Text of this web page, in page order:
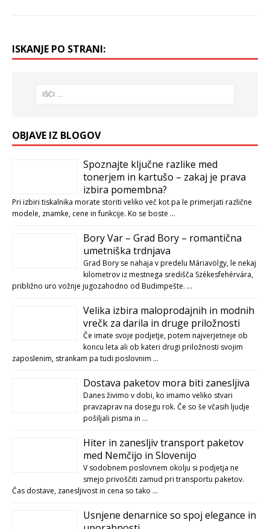
ISKANJE PO STRANI:
OBJAVE IZ BLOGOV
Spoznajte ključne razlike med
tonerjem in kartušo – zakaj je prava
izbira pomembna?
Pri izbiri tiskalnika morate storiti veliko več kot pa le primerjati različne
modele, znamke, cene in funkcije. Ko se boste …
Bory Var – Grad Bory – romantična
umetniška trdnjava
Grad Bory se nahaja v predelu Máriavölgy, le nekaj
kilometrov iz mestnega središča Székesfehérvára,
približno uro vožnje jugozahodno od Budimpešte. …
Velika izbira maloprodajnih in modnih
vrečk za darila in druge priložnosti
Če imate svoje podjetje, potem najverjetneje ob
koncu leta ali ob kateri drugi priložnosti svojim
zaposlenim, strankam pa tudi poslovnim …
Dostava paketov mora biti zanesljiva
Danes živimo v dobi, ko imamo veliko stvari
pravzaprav na dosegu rok. Če so še včasih ljudje
pošiljali pisma in …
Hiter in zanesljiv transport paketov
med Nemčijo in Slovenijo
V sodobnem poslovnem okolju si podjetja ne
smejo privoščiti zamud pri transportu paketov.
Čas dostave, zanesljivost in cena so tako …
Usnjene denarnice so spoj elegance in